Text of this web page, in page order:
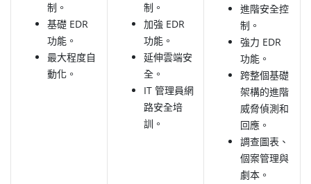
制。
基礎 EDR
功能。
最大程度自
動化。
制。
加強 EDR
功能。
延伸雲端安
全。
IT 管理員網
路安全培
訓。
進階安全控
制。
強力 EDR
功能。
跨整個基礎
架構的進階
威脅偵測和
回應。
調查圖表、
個案管理與
劇本。